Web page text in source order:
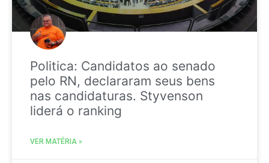
Politica: Candidatos ao senado
pelo RN, declararam seus bens
nas candidaturas. Styvenson
liderá o ranking
VER MATÉRIA »